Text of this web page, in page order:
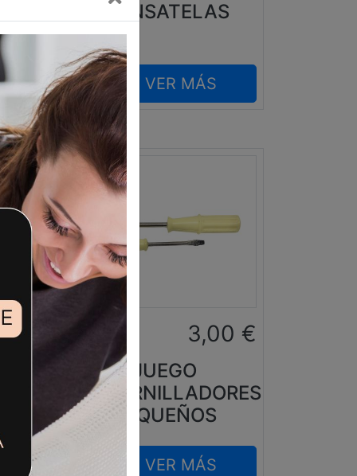
PRENSATELAS
VER MÁS
€ 3,00 €
JUEGO
DESTORNILLADORES
PEQUEÑOS
VER MÁS